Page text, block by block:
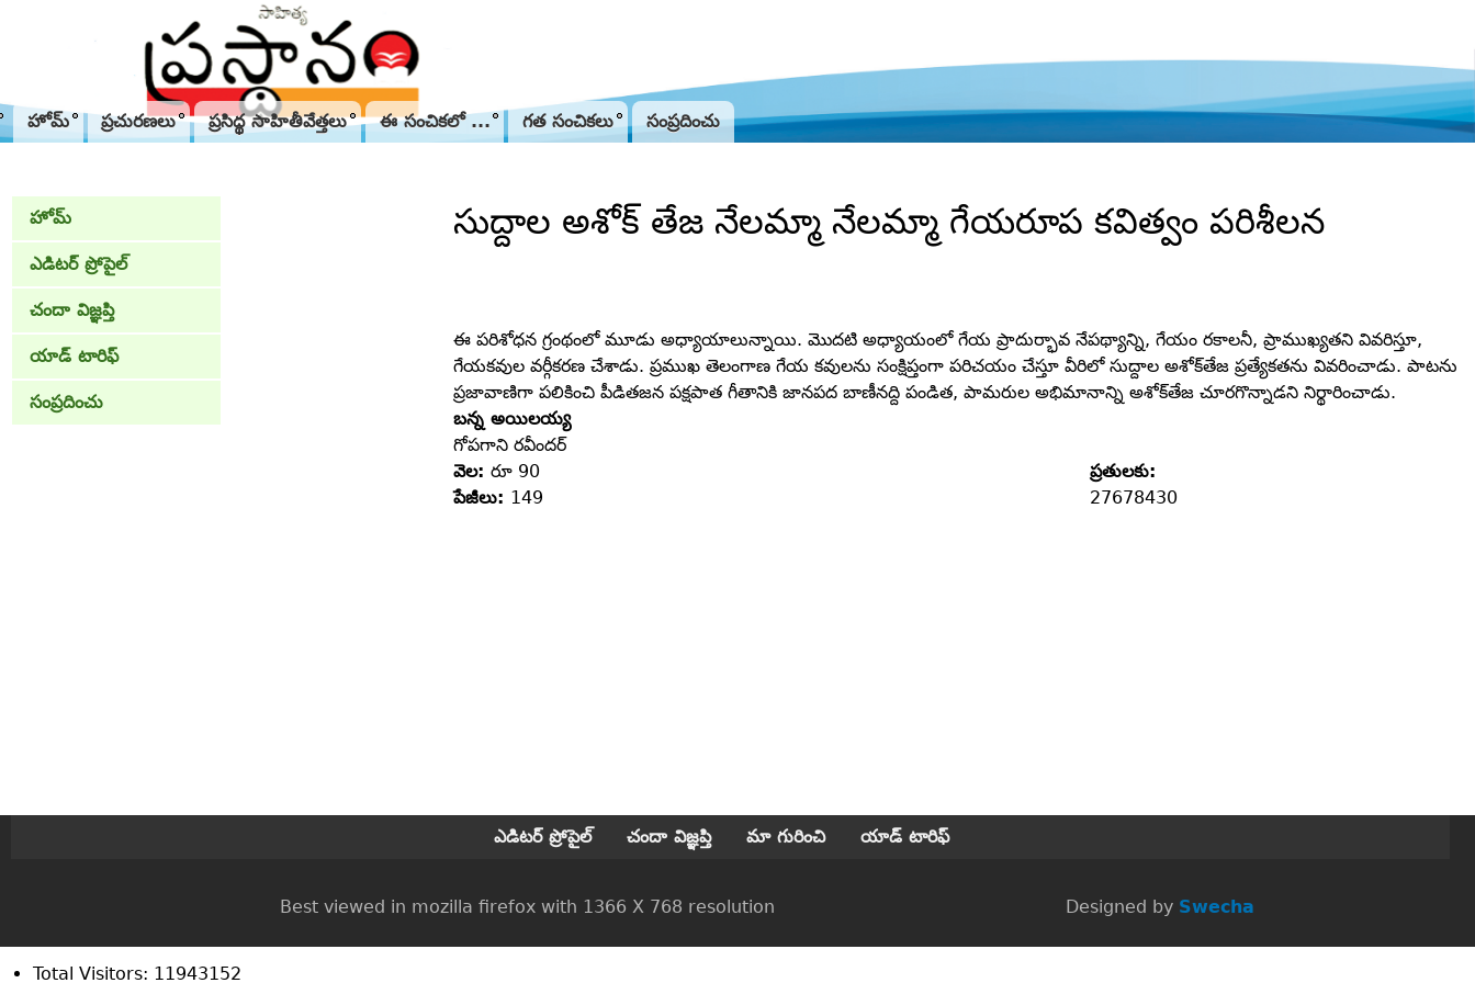
హోమ్ ప్రచురణలు ప్రసిద్థ సాహితీవేత్తలు ఈ సంచికలో ... గత సంచికలు సంప్రదించు
సుద్దాల అశోక్‌ తేజ నేలమ్మా నేలమ్మా గేయరూప కవిత్వం పరిశీలన
ఈ పరిశోధన గ్రంథంలో మూడు అధ్యాయాలున్నాయి. మొదటి అధ్యాయంలో గేయ ప్రాదుర్భావ నేపథ్యాన్ని, గేయం రకాలనీ, ప్రాముఖ్యతని వివరిస్తూ,
గేయకవుల వర్గీకరణ చేశాడు. ప్రముఖ తెలంగాణ గేయ కవులను సంక్షిప్తంగా పరిచయం చేస్తూ వీరిలో సుద్దాల అశోక్‌తేజ ప్రత్యేకతను వివరించాడు. పాటను
ప్రజావాణిగా పలికించి పీడితజన పక్షపాత గీతానికి జానపద బాణీనద్ది పండిత, పామరుల అభిమానాన్ని అశోక్‌తేజ చూరగొన్నాడని నిర్థారించాడు.
బన్న అయిలయ్య
గోపగాని రవీందర్‌
వెల:రూ 90
పేజీలు: 149
ప్రతులకు:
27678430
హోమ్
ఎడిటర్ ప్రోపైల్
చందా విజ్ఞప్తి
యాడ్ టారిఫ్
సంప్రదించు
ఎడిటర్ ప్రోపైల్ చందా విజ్ఞప్తి మా గురించి యాడ్ టారిఫ్
Best viewed in mozilla firefox with 1366 X 768 resolution Designed by Swecha
Total Visitors: 11943152